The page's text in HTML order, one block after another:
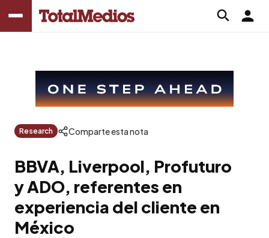
Research Comparte esta nota
BBVA, Liverpool, Profuturo
y ADO, referentes en
experiencia del cliente en
México